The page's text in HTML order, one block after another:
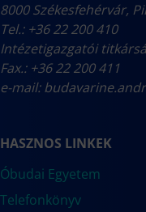
8000 Székesfehérvár,
Tel.: +36 22 200 410
Intézetigazgatói
Fax.: +36 22 200 411
e-mail:
HASZNOS LINKEK
Óbudai Egyetem
Telefonkönyv